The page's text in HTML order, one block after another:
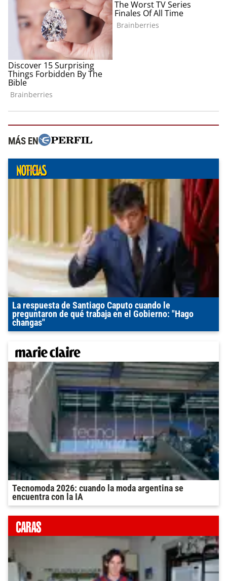
MÁS EN
La respuesta de Santiago Caputo cuando le
preguntaron de qué trabaja en el Gobierno: "Hago
changas"
Tecnomoda 2026: cuando la moda argentina se
encuentra con la IA